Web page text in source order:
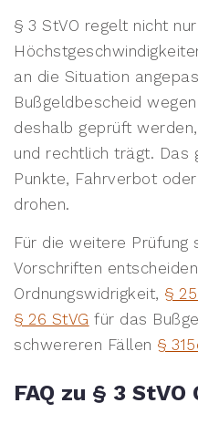
§ 3 StVO regelt nicht nur
an die Situation
Bußgeldbescheid
deshalb geprüft
und rechtlich trägt. Das
Punkte, Fahrverbot
drohen.
Für die weitere Prüfung
Vorschriften
Ordnungswidrigkeit, §
§ 26 StVG für das
schwereren Fällen §
FAQ zu § 3